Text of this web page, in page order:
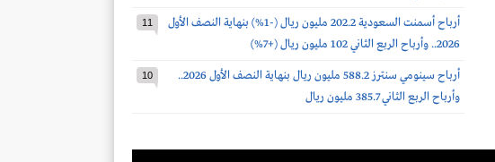
أرباح أسمنت السعودية 202.2 مليون ريال (-1%) بنهاية النصف الأول
2026.. وأرباح الربع الثاني 102 مليون ريال (+7%)
11
أرباح سينومي سنترز 588.2 مليون ريال بنهاية النصف الأول 2026..
وأرباح الربع الثاني 385.7 مليون ريال
10